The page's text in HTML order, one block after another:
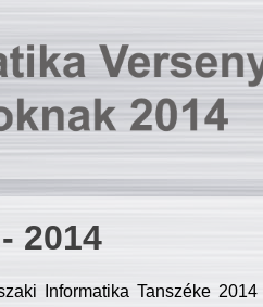
2014
Informatika Tanszéke